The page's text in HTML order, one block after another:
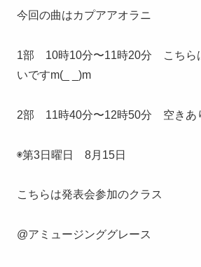
今回の曲はカプアアオラニ
1部 10時10分〜11時20分 こちら
いですm(_ _)m
2部 11時40分〜12時50分 空きあ
◉第3日曜日 8月15日
こちらは発表会参加のクラス
@アミュージンググレース